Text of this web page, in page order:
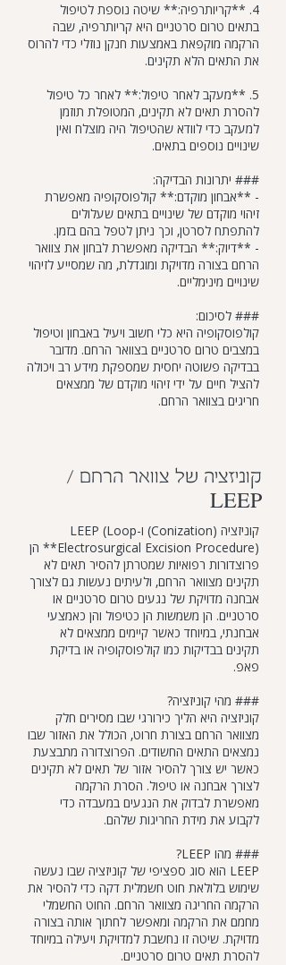
4. **קריותרפיה:** שיטה נוספת לטיפול
בתאים טרום סרטניים היא קריותרפיה, שבה
הרקמה מוקפאת באמצעות חנקן נוזלי כדי להרוס
את התאים הלא תקינים.
5. **מעקב לאחר טיפול:** לאחר כל טיפול
להסרת תאים לא תקינים, המטופלת תוזמן
למעקב כדי לוודא שהטיפול היה מוצלח ואין
שינויים נוספים בתאים.
### יתרונות הבדיקה:
- **אבחון מוקדם:** קולפוסקופיה מאפשרת
זיהוי מוקדם של שינויים בתאים שעלולים
להתפתח לסרטן, וכך ניתן לטפל בהם בזמן.
- **דיוק:** הבדיקה מאפשרת לבחון את צוואר
הרחם בצורה מדויקת ומוגדלת, מה שמסייע לזיהוי
שינויים מינימליים.
### לסיכום:
קולפוסקופיה היא כלי חשוב ויעיל באבחון וטיפול
במצבים טרום סרטניים בצוואר הרחם. מדובר
בבדיקה פשוטה יחסית שמספקת מידע רב ויכולה
להציל חיים על ידי זיהוי מוקדם של ממצאים
חריגים בצוואר הרחם.
קוניזציה של צוואר הרחם /
LEEP
קוניזציה (Conization) ו-LEEP (Loop
Electrosurgical Excision Procedure)** הן
פרוצדורות רפואיות שמטרתן להסיר תאים לא
תקינים מצוואר הרחם, ולעיתים נעשות גם לצורך
אבחנה מדויקת של נגעים טרום סרטניים או
סרטניים. הן משמשות הן כטיפול והן כאמצעי
אבחנתי, במיוחד כאשר קיימים ממצאים לא
תקינים בבדיקות כמו קולפוסקופיה או בדיקת
פאפ.
### מהי קוניזציה?
קוניזציה היא הליך כירורגי שבו מסירים חלק
מצוואר הרחם בצורת חרוט, הכולל את האזור שבו
נמצאים התאים החשודים. הפרוצדורה מתבצעת
כאשר יש צורך להסיר אזור של תאים לא תקינים
לצורך אבחנה או טיפול. הסרת הרקמה
מאפשרת לבדוק את הנגעים במעבדה כדי
לקבוע את מידת החריגות שלהם.
### מהו LEEP?
LEEP הוא סוג ספציפי של קוניזציה שבו נעשה
שימוש בלולאת חוט חשמלית דקה כדי להסיר את
הרקמה החריגה מצוואר הרחם. החוט החשמלי
מחמם את הרקמה ומאפשר לחתוך אותה בצורה
מדויקת. שיטה זו נחשבת למדויקת ויעילה במיוחד
להסרת תאים טרום סרטניים.